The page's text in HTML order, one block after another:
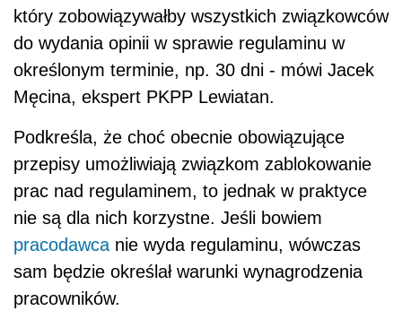
który zobowiązywałby wszystkich związkowców
do wydania opinii w sprawie regulaminu w
określonym terminie, np. 30 dni - mówi Jacek
Męcina, ekspert PKPP Lewiatan.
Podkreśla, że choć obecnie obowiązujące
przepisy umożliwiają związkom zablokowanie
prac nad regulaminem, to jednak w praktyce
nie są dla nich korzystne. Jeśli bowiem
pracodawca nie wyda regulaminu, wówczas
sam będzie określał warunki wynagrodzenia
pracowników.